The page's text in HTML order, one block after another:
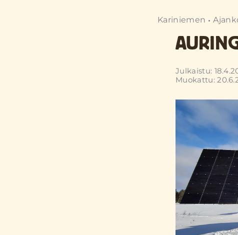
Kariniemen
Julkaistu:
Muokattu: